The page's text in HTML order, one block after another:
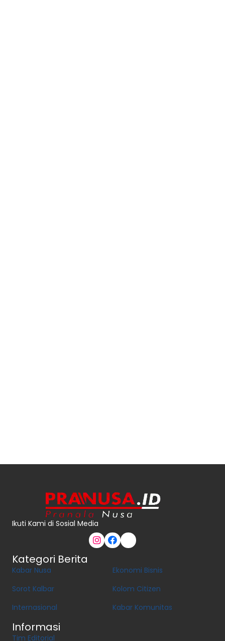
Ikuti Kami di Sosial Media
Kategori Berita
Kabar Nusa
Sorot Kalbar
Internasional
Ekonomi Bisnis
Kolom Citizen
Kabar Komunitas
Informasi
Tim Editorial